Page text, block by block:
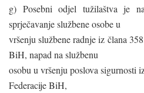
g) Posebni odjel tužilaštva je
sprječavanje službene osobe u
vršenju službene radnje iz člana
BiH, napad na službenu
osobu u vršenju poslova sigurnosti
Federacije BiH,